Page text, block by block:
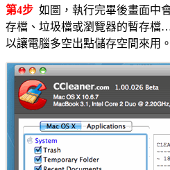
第4步 如圖，執行完畢後畫面中
存檔、垃圾檔或瀏覽器的暫存檔
以讓電腦多空出點儲存空間來用。